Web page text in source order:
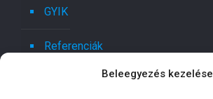
Beleegyezés kezelése
GYIK
Referenciák